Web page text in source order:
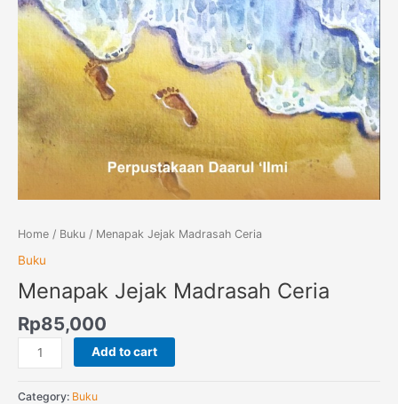
Home / Buku / Menapak Jejak Madrasah Ceria
Buku
Menapak Jejak Madrasah Ceria
Rp85,000
Add to cart
Category: Buku